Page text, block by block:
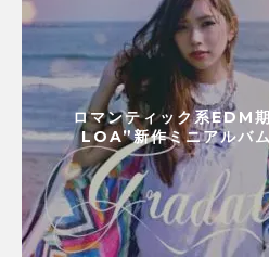
ロマンティック系EDM
LOA”新作ミニアルバ